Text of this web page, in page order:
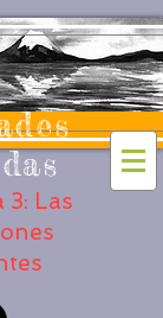
3: Las